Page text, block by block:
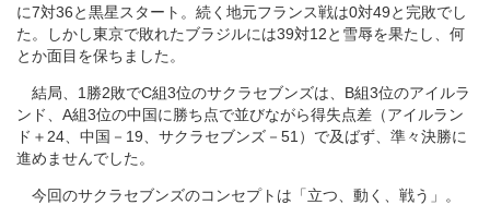
に7対36と黒星スタート。続く地元フランス戦は0対49と完敗でし
た。しかし東京で敗れたブラジルには39対12と雪辱を果たし、何
とか面目を保ちました。
結局、1勝2敗でC組3位のサクラセブンズは、B組3位のアイルラ
ンド、A組3位の中国に勝ち点で並びながら得失点差（アイルラン
ド＋24、中国－19、サクラセブンズ－51）で及ばず、準々決勝に
進めませんでした。
今回のサクラセブンズのコンセプトは「立つ、動く、戦う」。